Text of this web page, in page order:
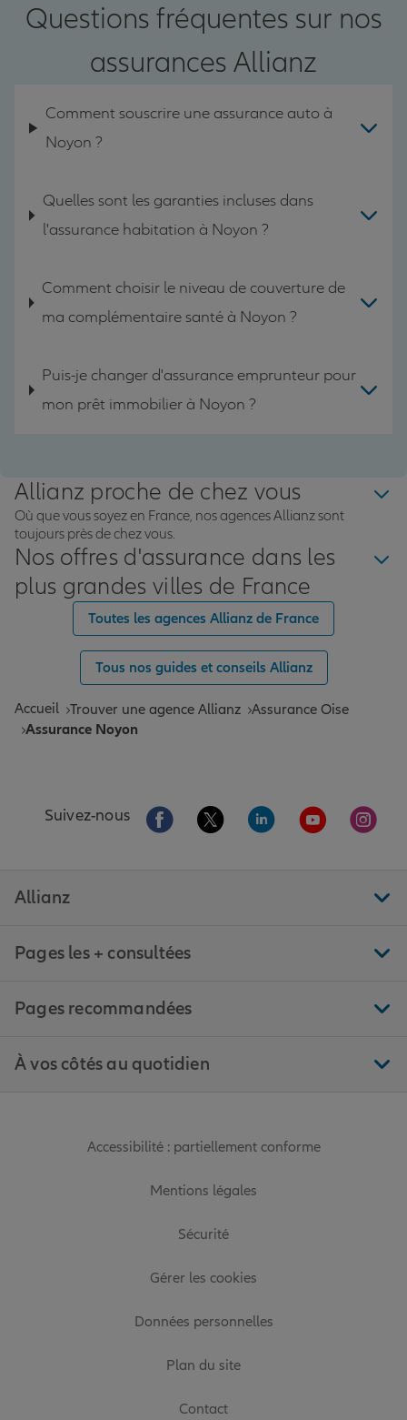
Questions fréquentes sur nos
assurances Allianz
Comment souscrire une assurance auto à
Noyon ?
Quelles sont les garanties incluses dans
l'assurance habitation à Noyon ?
Comment choisir le niveau de couverture de
ma complémentaire santé à Noyon ?
Puis-je changer d'assurance emprunteur pour
mon prêt immobilier à Noyon ?
Allianz proche de chez vous
Où que vous soyez en France, nos agences Allianz sont
toujours près de chez vous.
Nos offres d'assurance dans les
plus grandes villes de France
Toutes les agences Allianz de France
Tous nos guides et conseils Allianz
Accueil Trouver une agence Allianz Assurance Oise
Assurance Noyon
Suivez-nous Aller sur la page Facebook de Allianz
Aller sur la page Twitter de
Aller sur la page
Aller sur la
Aller
Allianz
Pages les + consultées
Pages recommandées
À vos côtés au quotidien
Accessibilité : partiellement conforme
Mentions légales
Sécurité
Gérer les cookies
Données personnelles
Plan du site
Contact